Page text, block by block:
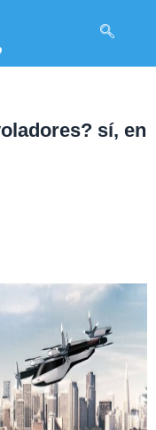
sí, en